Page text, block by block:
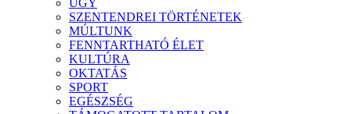
ÜGY
SZENTENDREI TÖRTÉNETEK
MÚLTUNK
FENNTARTHATÓ ÉLET
KULTÚRA
OKTATÁS
SPORT
EGÉSZSÉG